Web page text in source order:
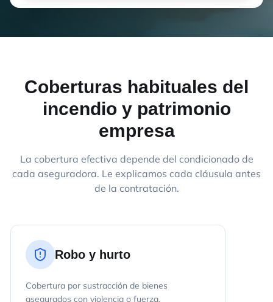
Coberturas habituales del
incendio y patrimonio
empresa
La cobertura efectiva depende del condicionado de
cada aseguradora. Le explicamos cada cláusula antes
de la contratación.
Robo y hurto
Cobertura por sustracción de bienes
asegurados con violencia o fuerza.